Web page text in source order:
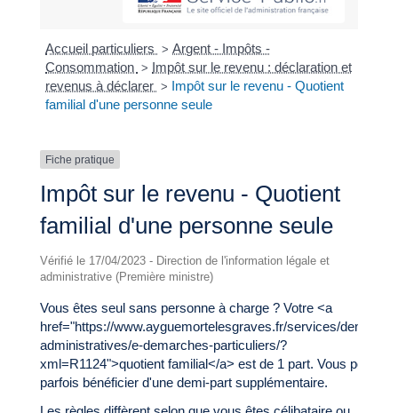
Accueil particuliers > Argent - Impôts -
Consommation > Impôt sur le revenu : déclaration et
revenus à déclarer > Impôt sur le revenu - Quotient
familial d'une personne seule
Fiche pratique
Impôt sur le revenu - Quotient
familial d'une personne seule
Vérifié le 17/04/2023 - Direction de l'information légale et
administrative (Première ministre)
Vous êtes seul sans personne à charge ? Votre <a
href="https://www.ayguemortelesgraves.fr/services/
administratives/e-demarches-particuliers/?
xml=R1124">quotient familial</a> est de 1 part. Vous pouvez
parfois bénéficier d'une demi-part supplémentaire.